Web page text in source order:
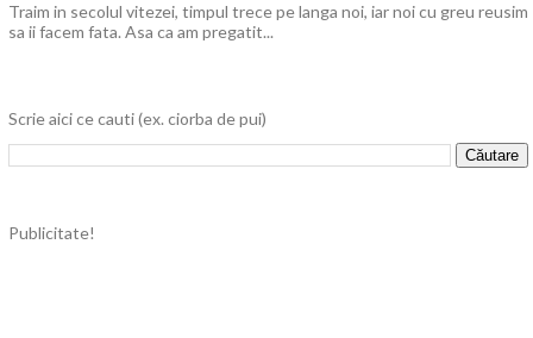
Traim in secolul vitezei, timpul trece pe langa noi, iar noi cu greu reusim
sa ii facem fata. Asa ca am pregatit...
Scrie aici ce cauti (ex. ciorba de pui)
Publicitate!